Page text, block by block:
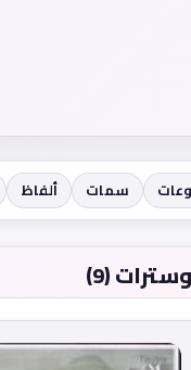
سمات ألفاظ
(9)